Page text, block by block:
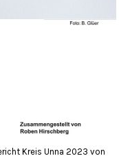
Kreis Unna 2023 von